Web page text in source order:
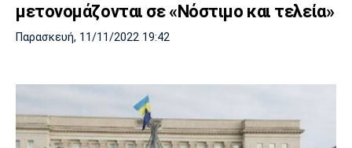
μετονομάζονται σε «Νόστιμο και τελεία»
Παρασκευή, 11/11/2022 19:42